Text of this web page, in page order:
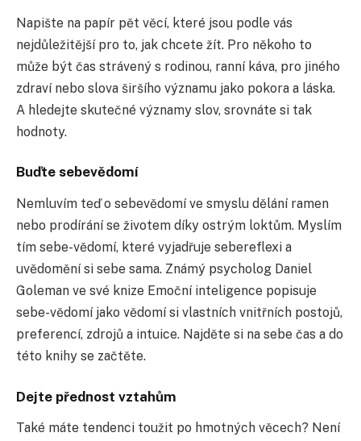
Napište na papír pět věcí, které jsou podle vás
nejdůležitější pro to, jak chcete žít. Pro někoho to
může být čas strávený s rodinou, ranní káva, pro jiného
zdraví nebo slova širšího významu jako pokora a láska.
A hledejte skutečné významy slov, srovnáte si tak
hodnoty.
Buďte sebevědomí
Nemluvím teď o sebevědomí ve smyslu dělání ramen
nebo prodírání se životem díky ostrým loktům. Myslím
tím sebe-vědomí, které vyjadřuje sebereflexi a
uvědomění si sebe sama. Známý psycholog Daniel
Goleman ve své knize Emoční inteligence popisuje
sebe-vědomí jako vědomí si vlastních vnitřních postojů,
preferencí, zdrojů a intuice. Najděte si na sebe čas a do
této knihy se začtěte.
Dejte přednost vztahům
Také máte tendenci toužit po hmotných věcech? Není